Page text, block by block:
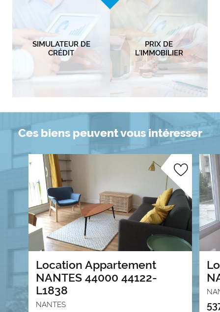
SIMULATEUR DE
CRÉDIT
PRIX DE
L'IMMOBILIER
Ces biens peuvent vous intéresser
Location Appartement
NANTES 44000 44122-
L1838
NANTES